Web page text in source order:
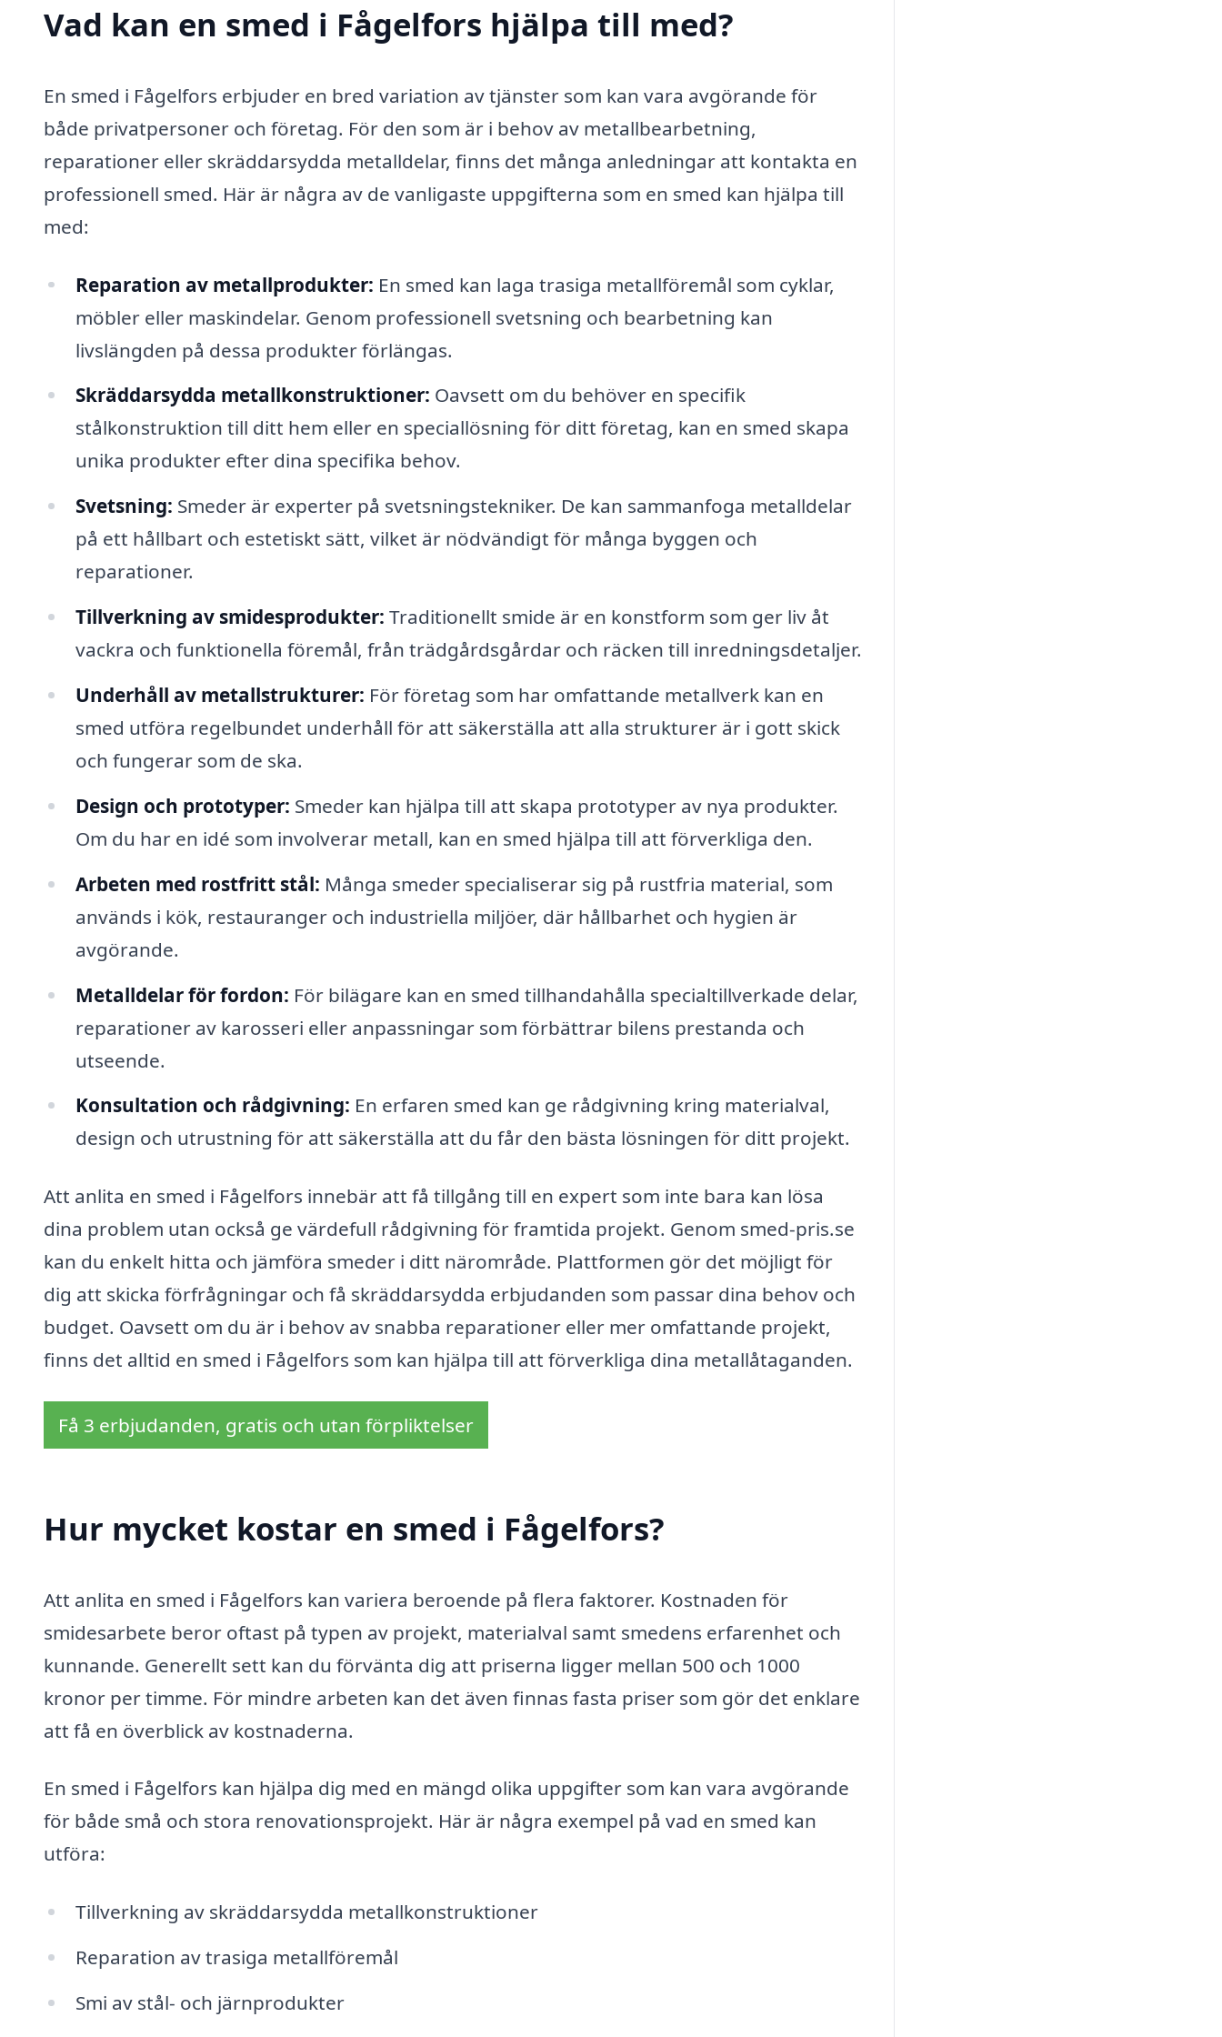
Vad kan en smed i Fågelfors hjälpa till med?
En smed i Fågelfors erbjuder en bred variation av tjänster som kan vara avgörande för
både privatpersoner och företag. För den som är i behov av metallbearbetning,
reparationer eller skräddarsydda metalldelar, finns det många anledningar att kontakta en
professionell smed. Här är några av de vanligaste uppgifterna som en smed kan hjälpa till
med:
Reparation av metallprodukter: En smed kan laga trasiga metallföremål som cyklar,
möbler eller maskindelar. Genom professionell svetsning och bearbetning kan
livslängden på dessa produkter förlängas.
Skräddarsydda metallkonstruktioner: Oavsett om du behöver en specifik
stålkonstruktion till ditt hem eller en speciallösning för ditt företag, kan en smed skapa
unika produkter efter dina specifika behov.
Svetsning: Smeder är experter på svetsningstekniker. De kan sammanfoga metalldelar
på ett hållbart och estetiskt sätt, vilket är nödvändigt för många byggen och
reparationer.
Tillverkning av smidesprodukter: Traditionellt smide är en konstform som ger liv åt
vackra och funktionella föremål, från trädgårdsgårdar och räcken till inredningsdetaljer.
Underhåll av metallstrukturer: För företag som har omfattande metallverk kan en
smed utföra regelbundet underhåll för att säkerställa att alla strukturer är i gott skick
och fungerar som de ska.
Design och prototyper: Smeder kan hjälpa till att skapa prototyper av nya produkter.
Om du har en idé som involverar metall, kan en smed hjälpa till att förverkliga den.
Arbeten med rostfritt stål: Många smeder specialiserar sig på rustfria material, som
används i kök, restauranger och industriella miljöer, där hållbarhet och hygien är
avgörande.
Metalldelar för fordon: För bilägare kan en smed tillhandahålla specialtillverkade delar,
reparationer av karosseri eller anpassningar som förbättrar bilens prestanda och
utseende.
Konsultation och rådgivning: En erfaren smed kan ge rådgivning kring materialval,
design och utrustning för att säkerställa att du får den bästa lösningen för ditt projekt.
Att anlita en smed i Fågelfors innebär att få tillgång till en expert som inte bara kan lösa
dina problem utan också ge värdefull rådgivning för framtida projekt. Genom smed-pris.se
kan du enkelt hitta och jämföra smeder i ditt närområde. Plattformen gör det möjligt för
dig att skicka förfrågningar och få skräddarsydda erbjudanden som passar dina behov och
budget. Oavsett om du är i behov av snabba reparationer eller mer omfattande projekt,
finns det alltid en smed i Fågelfors som kan hjälpa till att förverkliga dina metallåtaganden.
Få 3 erbjudanden, gratis och utan förpliktelser
Hur mycket kostar en smed i Fågelfors?
Att anlita en smed i Fågelfors kan variera beroende på flera faktorer. Kostnaden för
smidesarbete beror oftast på typen av projekt, materialval samt smedens erfarenhet och
kunnande. Generellt sett kan du förvänta dig att priserna ligger mellan 500 och 1000
kronor per timme. För mindre arbeten kan det även finnas fasta priser som gör det enklare
att få en överblick av kostnaderna.
En smed i Fågelfors kan hjälpa dig med en mängd olika uppgifter som kan vara avgörande
för både små och stora renovationsprojekt. Här är några exempel på vad en smed kan
utföra:
Tillverkning av skräddarsydda metallkonstruktioner
Reparation av trasiga metallföremål
Smi av stål- och järnprodukter